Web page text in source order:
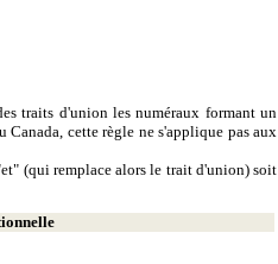
traits d'union les numéraux formant un
cette règle ne s'applique pas aux
(qui remplace alors le trait d'union) soit